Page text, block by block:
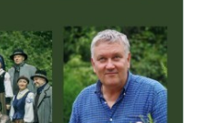
LIETUVOS MOKYKLA-
LIETUVOS MOKYKLA-
LIETUVOS MOKYKLA-